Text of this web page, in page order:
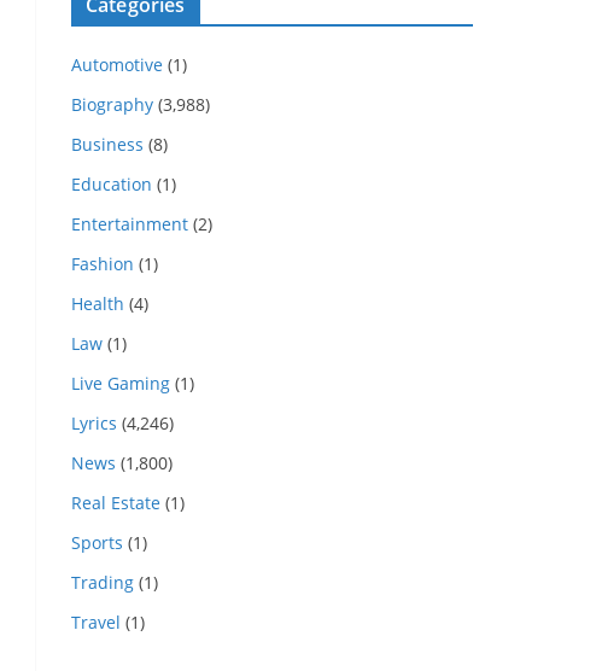
Automotive (1)
Biography (3,988)
Business (8)
Education (1)
Entertainment (2)
Fashion (1)
Health (4)
Law (1)
Live Gaming (1)
Lyrics (4,246)
News (1,800)
Real Estate (1)
Sports (1)
Trading (1)
Travel (1)